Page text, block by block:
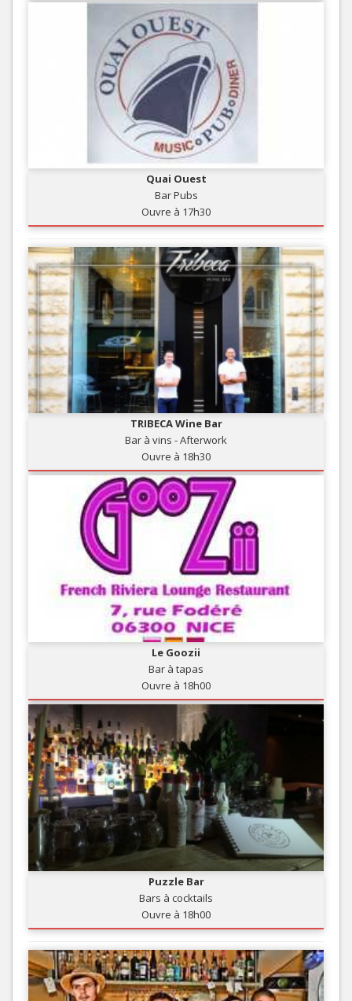
Quai Ouest
Bar Pubs
Ouvre à 17h30
TRIBECA Wine Bar
Bar à vins - Afterwork
Ouvre à 18h30
Le Goozii
Bar à tapas
Ouvre à 18h00
Puzzle Bar
Bars à cocktails
Ouvre à 18h00